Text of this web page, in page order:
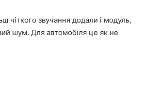
чіткого звучання додали і модуль,
шум. Для автомобіля це як не